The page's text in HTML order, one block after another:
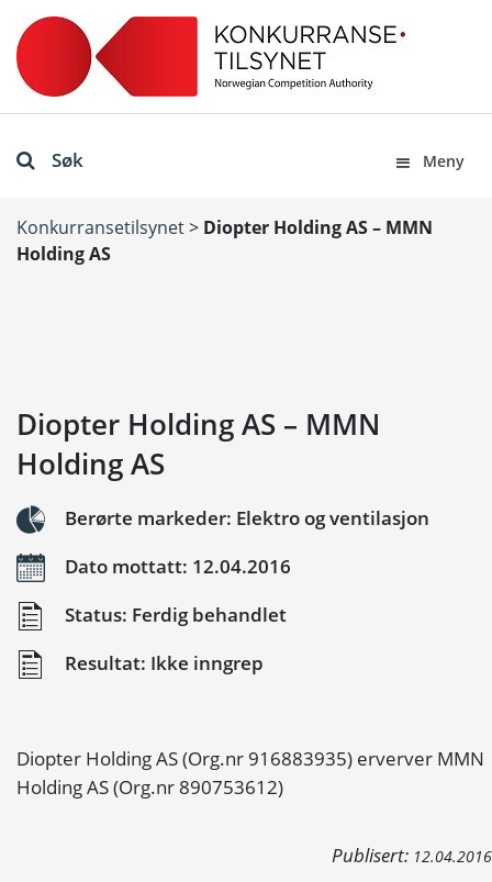
Søk Meny
Konkurransetilsynet> Diopter Holding AS – MMN
Holding AS
Diopter Holding AS – MMN
Holding AS
Berørte markeder: Elektro og ventilasjon
Dato mottatt: 12.04.2016
Status: Ferdig behandlet
Resultat: Ikke inngrep
Diopter Holding AS (Org.nr 916883935) erverver MMN
Holding AS (Org.nr 890753612)
Publisert: 12.04.2016